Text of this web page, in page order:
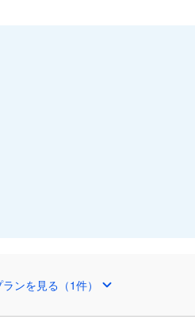
ンを見る（1件）